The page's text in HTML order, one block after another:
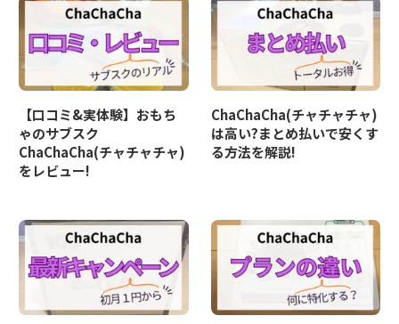
【口コミ&実体験】おもち
ゃのサブスク
ChaChaCha(チャチャチャ)
をレビュー!
ChaChaCha(チャチャチャ)
は高い?まとめ払いで安くす
る方法を解説!